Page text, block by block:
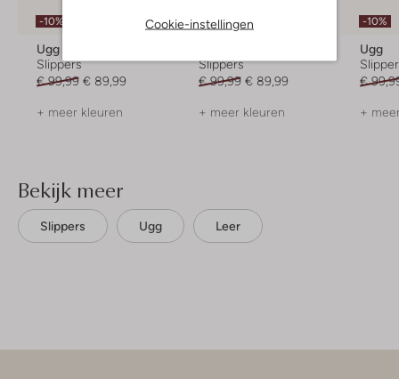
Cookie-instellingen
-10%
Ugg
Slippers
€ 99,99 € 89,99
+ meer kleuren
-10%
Slippers
€ 99,99 € 89,99
+ meer kleuren
-10%
Ugg
€
+
Bekijk meer
Slippers Ugg Leer